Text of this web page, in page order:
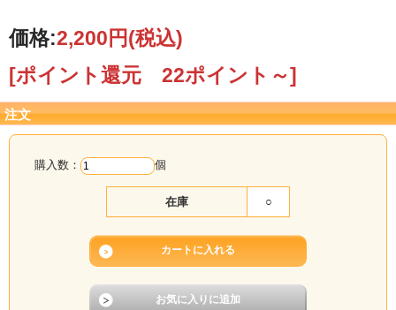
価格:2,200円(税込)
[ポイント還元 22ポイント～]
注文
購入数： 個
在庫 ○